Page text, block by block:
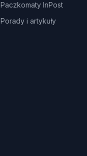
Paczkomaty InPost
Porady i artykuły